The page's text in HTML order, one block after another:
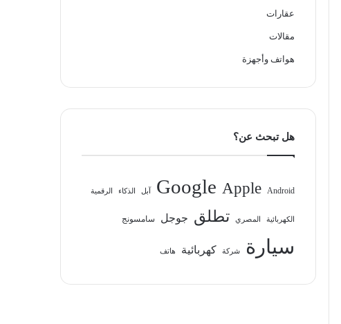
عقارات
مقالات
هواتف وأجهزة
هل تبحث عن؟
Android
Apple
Google آبل الذكاء الرقمية
الكهربائية المصري تطلق جوجل سامسونج
سيارة شركة كهربائية هاتف